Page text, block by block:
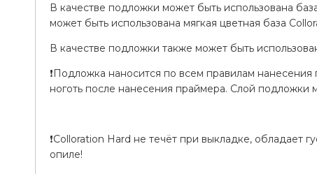
В качестве подложки может быть использована
может быть использована мягкая цветная база
В качестве подложки также может быть
❗Подложка наносится по всем правилам
ноготь после нанесения праймера. Слой
❗Colloration Hard не течёт при выкладке, обладает
опиле!